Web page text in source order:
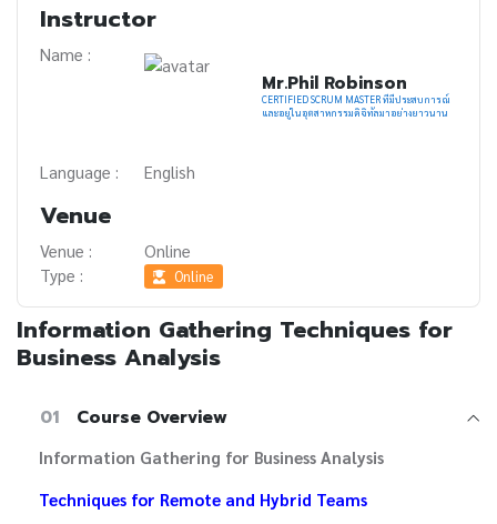
Instructor
Name :
Mr.Phil Robinson
CERTIFIED SCRUM MASTER ที่มีประสบการณ์
และอยู่ในอุตสาหกรรมดิจิทัลมาอย่างยาวนาน
Language : English
Venue
Venue :
Online
Type :
Online
Information Gathering Techniques for
Business Analysis
01 Course Overview
Information Gathering for Business Analysis
Techniques for Remote and Hybrid Teams